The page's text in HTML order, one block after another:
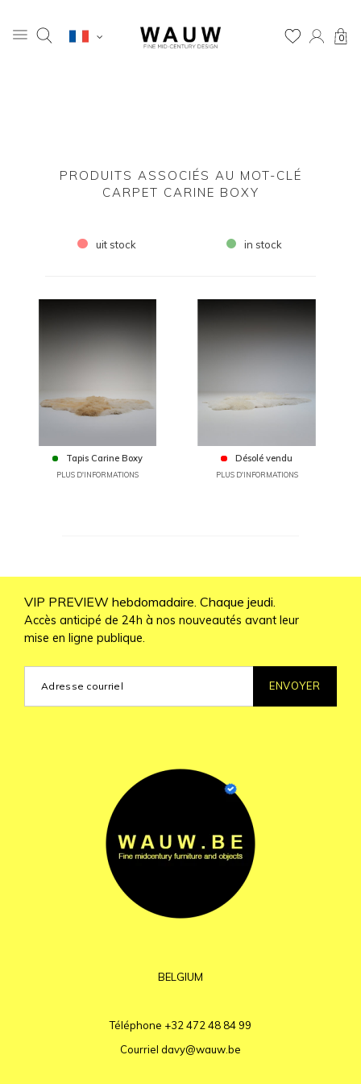
0
PRODUITS ASSOCIÉS AU MOT-CLÉ
CARPET CARINE BOXY
uit stock in stock
Tapis Carine Boxy
PLUS D'INFORMATIONS
Désolé vendu
PLUS D'INFORMATIONS
VIP PREVIEW hebdomadaire. Chaque jeudi.
Accès anticipé de 24h à nos nouveautés avant leur
mise en ligne publique.
ENVOYER
BELGIUM
Téléphone +32 472 48 84 99
Courriel davy@wauw.be